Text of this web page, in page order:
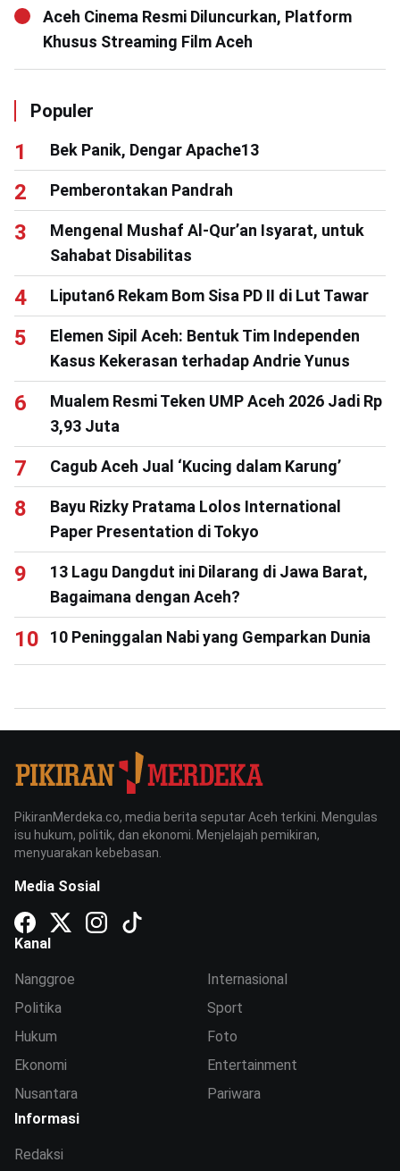
Aceh Cinema Resmi Diluncurkan, Platform
Khusus Streaming Film Aceh
Populer
Bek Panik, Dengar Apache13
Pemberontakan Pandrah
Mengenal Mushaf Al-Qur’an Isyarat, untuk
Sahabat Disabilitas
Liputan6 Rekam Bom Sisa PD II di Lut Tawar
Elemen Sipil Aceh: Bentuk Tim Independen
Kasus Kekerasan terhadap Andrie Yunus
Mualem Resmi Teken UMP Aceh 2026 Jadi Rp
3,93 Juta
Cagub Aceh Jual ‘Kucing dalam Karung’
Bayu Rizky Pratama Lolos International
Paper Presentation di Tokyo
13 Lagu Dangdut ini Dilarang di Jawa Barat,
Bagaimana dengan Aceh?
10 Peninggalan Nabi yang Gemparkan Dunia
PikiranMerdeka.co, media berita seputar Aceh terkini. Mengulas
isu hukum, politik, dan ekonomi. Menjelajah pemikiran,
menyuarakan kebebasan.
Media Sosial
Kanal
Nanggroe
Politika
Hukum
Ekonomi
Nusantara
Internasional
Sport
Foto
Entertainment
Pariwara
Informasi
Redaksi